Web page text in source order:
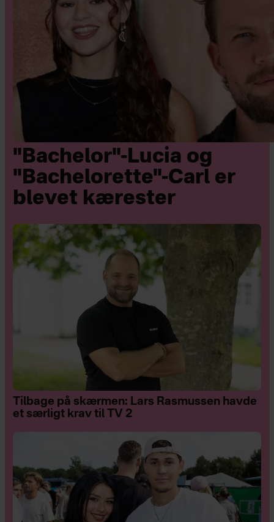
"Bachelor"-Lucia og
"Bachelorette"-Carl er
blevet kærester
Tilbage på skærmen: Lars Rasmussen havde
et særligt krav til TV 2